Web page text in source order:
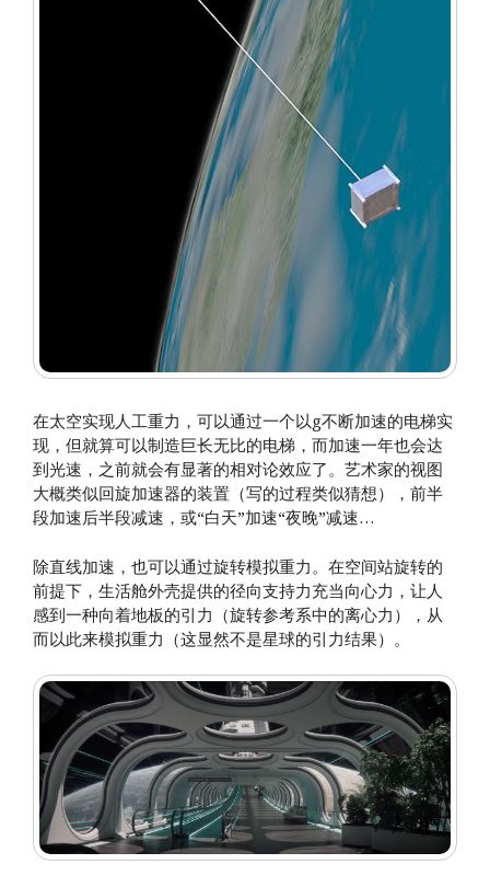
在太空实现人工重力，可以通过一个以g不断加速的电梯实
现，但就算可以制造巨长无比的电梯，而加速一年也会达
到光速，之前就会有显著的相对论效应了。艺术家的视图
大概类似回旋加速器的装置（写的过程类似猜想），前半
段加速后半段减速，或“白天”加速“夜晚”减速…
除直线加速，也可以通过旋转模拟重力。在空间站旋转的
前提下，生活舱外壳提供的径向支持力充当向心力，让人
感到一种向着地板的引力（旋转参考系中的离心力），从
而以此来模拟重力（这显然不是星球的引力结果）。